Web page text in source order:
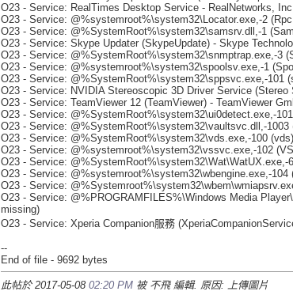
O23 - Service: RealTimes Desktop Service - RealNetworks,
O23 - Service: @%systemroot%\system32\Locator.exe,-2
O23 - Service: @%SystemRoot%\system32\samsrv.dll,-1
O23 - Service: Skype Updater (SkypeUpdate) - Skype
O23 - Service: @%SystemRoot%\system32\snmptrap.exe,-3
O23 - Service: @%systemroot%\system32\spoolsv.exe,-1
O23 - Service: @%SystemRoot%\system32\sppsvc.exe,-101
O23 - Service: NVIDIA Stereoscopic 3D Driver Service
O23 - Service: TeamViewer 12 (TeamViewer) - TeamViewer
O23 - Service: @%SystemRoot%\system32\ui0detect.exe,-
O23 - Service: @%SystemRoot%\system32\vaultsvc.dll,-
O23 - Service: @%SystemRoot%\system32\vds.exe,-100
O23 - Service: @%systemroot%\system32\vssvc.exe,-102
O23 - Service:
O23 - Service: @%systemroot%\system32\wbengine.exe,-
O23 - Service:
O23 - Service: @%PROGRAMFILES%\Windows Media
missing)
O23 - Service: Xperia Companion服務
--
End of file - 9692 bytes
此帖於 2017-05-0802:20 PM 被 不飛 編輯. 原因: 上傳圖片